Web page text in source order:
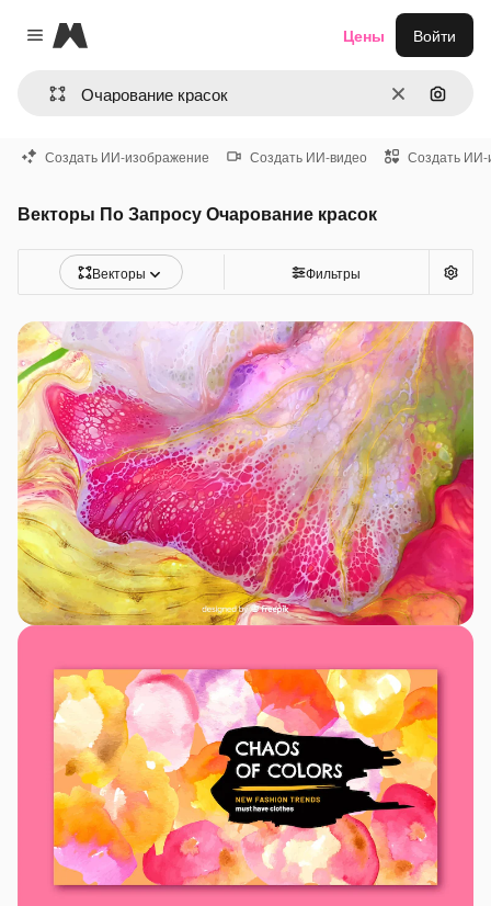
Close menu
Magnific
ОчиститьПоиск
Цены Войти
Создать ИИ-изображение Создать ИИ-видео Создать ИИ-
Векторы По Запросу Очарование красок
Векторы Фильтры